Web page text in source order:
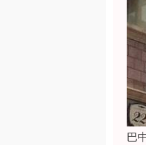
巴